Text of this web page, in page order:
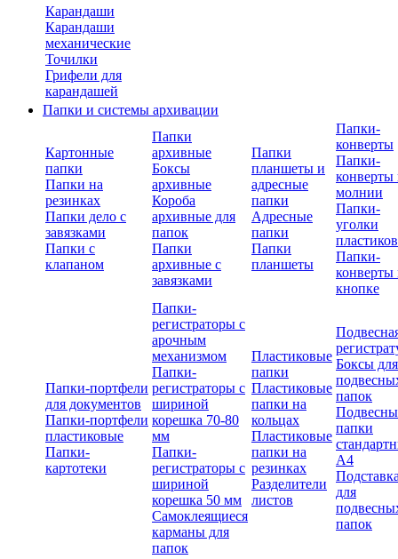
Карандаши
Карандаши
механические
Точилки
Грифели для
карандашей
Папки и системы архивации
Картонные
папки
Папки на
резинках
Папки дело с
завязками
Папки с
клапаном
Папки
архивные
Боксы
архивные
Короба
архивные для
папок
Папки
архивные с
завязками
Папки
планшеты и
адресные
папки
Адресные
папки
Папки
планшеты
Папки-
конверты
Папки-
конверты
молнии
Папки-
уголки
Папки-
конверты
кнопке
Папки-портфели
для документов
Папки-портфели
пластиковые
Папки-
картотеки
Папки-
регистраторы с
арочным
механизмом
Папки-
регистраторы с
шириной
корешка 70-80
мм
Папки-
регистраторы с
шириной
корешка 50 мм
Самоклеящиеся
карманы для
папок
Пластиковые
папки
Пластиковые
папки на
кольцах
Пластиковые
папки на
резинках
Разделители
листов
Боксы для
папок
папки
А4
для
папок